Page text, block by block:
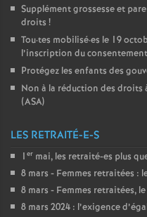
Supplément grossesse et
droits !
Tou·tes mobilisé·es le 19
l’inscription du
Protégez les enfants des
Non à la réduction des droits
(ASA)
LES RETRAITÉ-E-S
1 er mai, les retraité-es plus
8 mars - Femmes retraitées :
8 mars - Femmes retraitées,
8 mars 2024 : l’exigence